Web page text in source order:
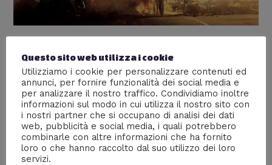
Lascia un commento /Anteprime stampa,Cinema
Recensioni/ DiEmi
Torna nelle sale la saga “Terminator” e l’abbiamo visto
per voi in anteprima
Questo sito web utilizza i cookie
Utilizziamo i cookie per personalizzare contenuti ed
annunci, per fornire funzionalità dei social media e
per analizzare il nostro traffico. Condividiamo inoltre
informazioni sul modo in cui utilizza il nostro sito con
i nostri partner che si occupano di analisi dei dati
web, pubblicità e social media, i quali potrebbero
combinarle con altre informazioni che ha fornito
loro o che hanno raccolto dal suo utilizzo dei loro
servizi.